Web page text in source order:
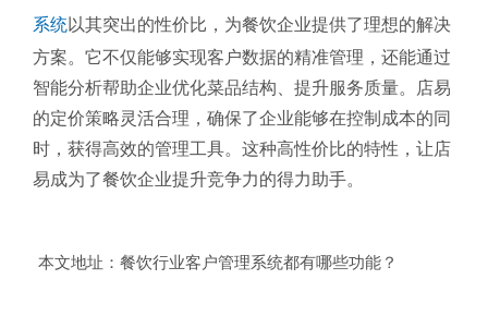
系统以其突出的性价比，为餐饮企业提供了理想的解决
方案。它不仅能够实现客户数据的精准管理，还能通过
智能分析帮助企业优化菜品结构、提升服务质量。店易
的定价策略灵活合理，确保了企业能够在控制成本的同
时，获得高效的管理工具。这种高性价比的特性，让店
易成为了餐饮企业提升竞争力的得力助手。
本文地址： 餐饮行业客户管理系统都有哪些功能？